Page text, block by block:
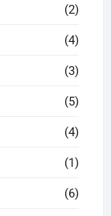
(2)
(4)
(3)
(5)
(4)
(1)
(6)